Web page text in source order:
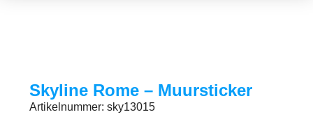
Skyline Rome – Muursticker
Artikelnummer: sky13015